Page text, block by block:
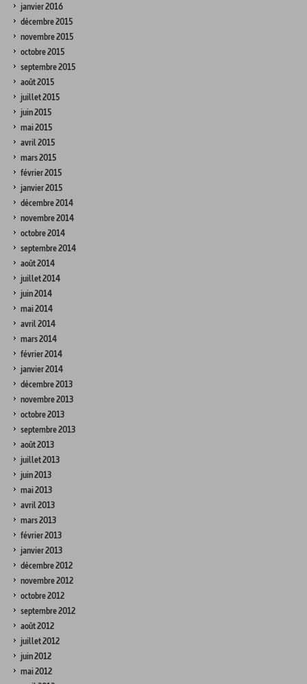
janvier 2016
décembre 2015
novembre 2015
octobre 2015
septembre 2015
août 2015
juillet 2015
juin 2015
mai 2015
avril 2015
mars 2015
février 2015
janvier 2015
décembre 2014
novembre 2014
octobre 2014
septembre 2014
août 2014
juillet 2014
juin 2014
mai 2014
avril 2014
mars 2014
février 2014
janvier 2014
décembre 2013
novembre 2013
octobre 2013
septembre 2013
août 2013
juillet 2013
juin 2013
mai 2013
avril 2013
mars 2013
février 2013
janvier 2013
décembre 2012
novembre 2012
octobre 2012
septembre 2012
août 2012
juillet 2012
juin 2012
mai 2012